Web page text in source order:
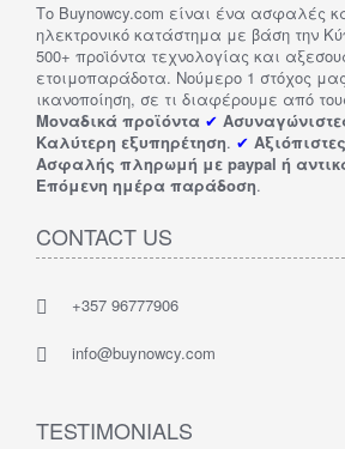
Το Buynowcy.com είναι ένα ασφαλές
ηλεκτρονικό κατάστημα με βάση την
500+ προϊόντα τεχνολογίας και
ετοιμοπαράδοτα. Νούμερο 1 στόχος
ικανοποίηση, σε τι διαφέρουμε από
Μοναδικά προϊόντα ✔
Καλύτερη εξυπηρέτηση. ✔
Ασφαλής πληρωμή με paypal ή
Επόμενη ημέρα παράδοση.
CONTACT US
+357 96777906
info@buynowcy.com
TESTIMONIALS